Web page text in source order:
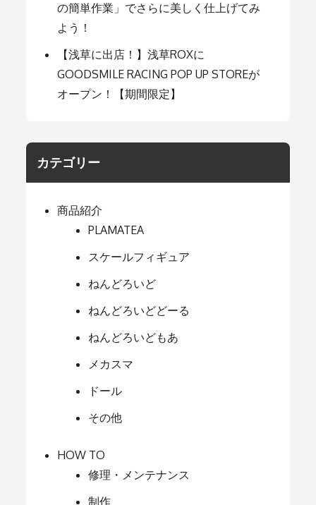
の簡単作業」でさらに美しく仕上げてみ
よう！
【浅草に出店！】浅草ROXに
GOODSMILE RACING POP UP STOREが
オープン！【期間限定】
カテゴリー
商品紹介
PLAMATEA
スケールフィギュア
ねんどろいど
ねんどろいどどーる
ねんどろいどもあ
メカスマ
ドール
その他
HOW TO
修理・メンテナンス
制作